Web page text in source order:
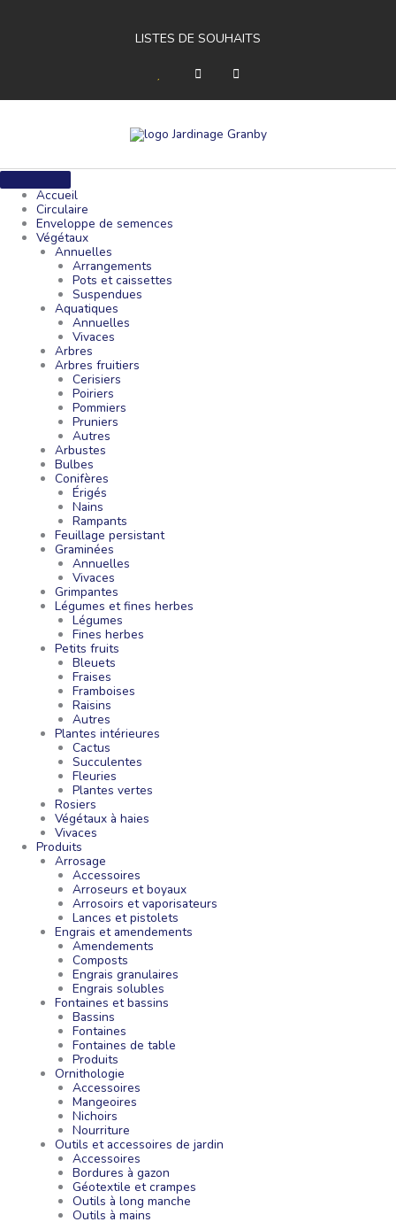
LISTES DE SOUHAITS
a
r
a
e
o
f
o
t
e
Accueil
Circulaire
Enveloppe de semences
Végétaux
Annuelles
Arrangements
Pots et caissettes
Suspendues
Aquatiques
Annuelles
Vivaces
Arbres
Arbres fruitiers
Cerisiers
Poiriers
Pommiers
Pruniers
Autres
Arbustes
Bulbes
Conifères
Érigés
Nains
Rampants
Feuillage persistant
Graminées
Annuelles
Vivaces
Grimpantes
Légumes et fines herbes
Légumes
Fines herbes
Petits fruits
Bleuets
Fraises
Framboises
Raisins
Autres
Plantes intérieures
Cactus
Succulentes
Fleuries
Plantes vertes
Rosiers
Végétaux à haies
Vivaces
Produits
Arrosage
Accessoires
Arroseurs et boyaux
Arrosoirs et vaporisateurs
Lances et pistolets
Engrais et amendements
Amendements
Composts
Engrais granulaires
Engrais solubles
Fontaines et bassins
Bassins
Fontaines
Fontaines de table
Produits
Ornithologie
Accessoires
Mangeoires
Nichoirs
Nourriture
Outils et accessoires de jardin
Accessoires
Bordures à gazon
Géotextile et crampes
Outils à long manche
Outils à mains